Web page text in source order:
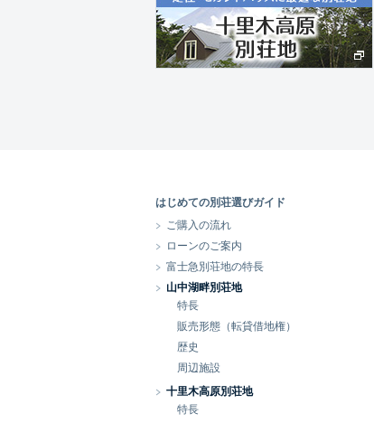
はじめての別荘選びガイド
ご購入の流れ
ローンのご案内
富士急別荘地の特長
山中湖畔別荘地
特長
販売形態（転貸借地権）
歴史
周辺施設
十里木高原別荘地
特長